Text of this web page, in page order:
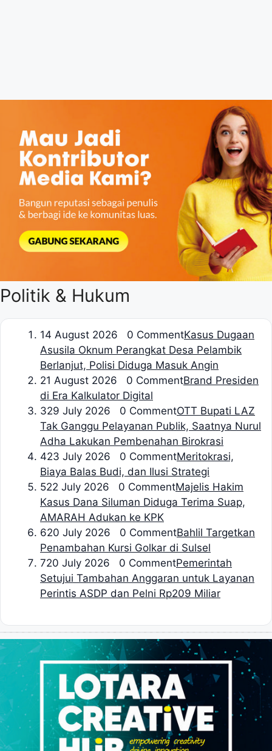
Politik & Hukum
14 August 2026 0 CommentKasus Dugaan
Asusila Oknum Perangkat Desa Pelambik
Berlanjut, Polisi Diduga Masuk Angin
21 August 2026 0 CommentBrand Presiden
di Era Kalkulator Digital
329 July 2026 0 CommentOTT Bupati LAZ
Tak Ganggu Pelayanan Publik, Saatnya Nurul
Adha Lakukan Pembenahan Birokrasi
423 July 2026 0 CommentMeritokrasi,
Biaya Balas Budi, dan Ilusi Strategi
522 July 2026 0 CommentMajelis Hakim
Kasus Dana Siluman Diduga Terima Suap,
AMARAH Adukan ke KPK
620 July 2026 0 CommentBahlil Targetkan
Penambahan Kursi Golkar di Sulsel
720 July 2026 0 CommentPemerintah
Setujui Tambahan Anggaran untuk Layanan
Perintis ASDP dan Pelni Rp209 Miliar